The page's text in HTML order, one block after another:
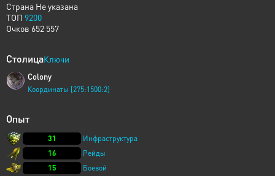
Страна Не указана
ТОП 9200
Очков 652 557
СтолицаКлючи
Colony
Координаты [275:1500:2]
Опыт
31
Инфраструктура
16
Рейды
15
Боевой